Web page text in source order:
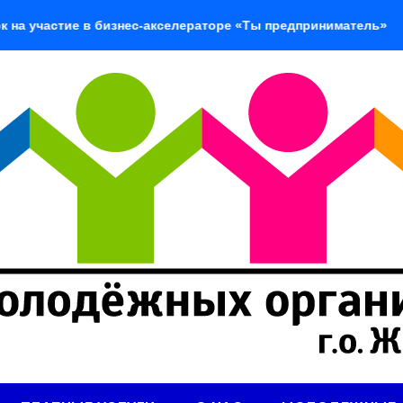
в бизнес-акселераторе «Ты предприниматель»